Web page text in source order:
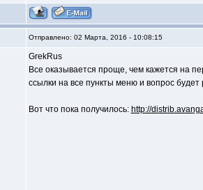
Отправлено: 02 Марта, 2016 - 10:08:15
GrekRus
Все оказывается проще, чем кажется на
ссылки на все пункты меню и вопрос
Вот что пока получилось: http://